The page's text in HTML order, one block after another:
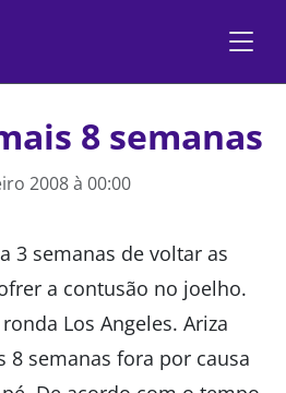
8 semanas
2008 à 00:00
3 semanas de voltar as
a contusão no joelho.
Los Angeles. Ariza
8 semanas fora por causa